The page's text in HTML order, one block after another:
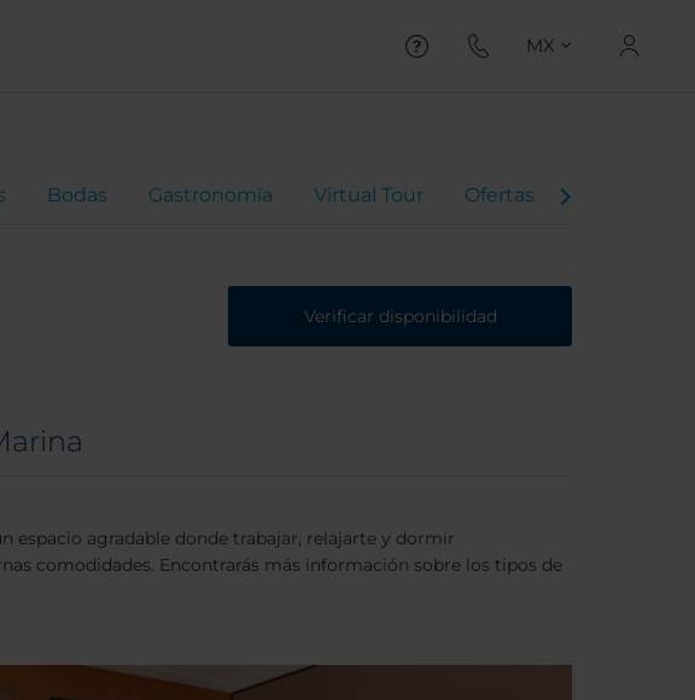
MX
Bodas Gastronomía Virtual Tour Ofertas
Verificar disponibilidad
espacio agradable donde trabajar, relajarte y dormir
comodidades. Encontrarás más información sobre los tipos de